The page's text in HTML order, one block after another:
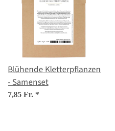
Blühende Kletterpflanzen
- Samenset
7,85 Fr. *